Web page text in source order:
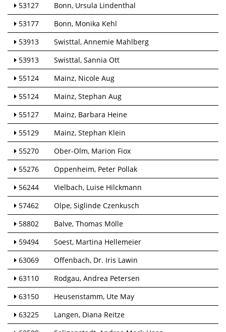
53127
Bonn Ursula Lindenthal
53177
Bonn Monika Kehl
53913
Swisttal Annemie Mahlberg
53913
Swisttal Sannia Ott
55124
Mainz Nicole Aug
55124
Mainz Stephan Aug
55127
Mainz Barbara Heine
55129
Mainz Stephan Klein
55270
Ober-Olm Marion Fiox
55276
Oppenheim Peter Pollak
56244
Vielbach Luise Hilckmann
57462
Olpe Siglinde Czenkusch
58802
Balve Thomas Mölle
59494
Soest Martina Hellemeier
63069
Offenbach Dr. Iris Lawin
63110
Rodgau Andrea Petersen
63150
Heusenstamm Ute May
63225
Langen Diana Reitze